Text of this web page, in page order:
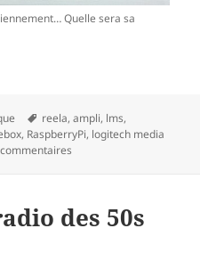
Quelle sera sa
Mots-
clés
reela,ampli, lms,
, RaspberryPi, logitech media
des 50s